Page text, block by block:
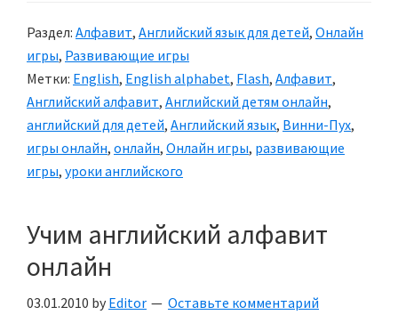
Раздел: Алфавит, Английский язык для детей, Онлайн
игры, Развивающие игры
Метки: English, English alphabet, Flash, Алфавит,
Английский алфавит, Английский детям онлайн,
английский для детей, Английский язык, Винни-Пух,
игры онлайн, онлайн, Онлайн игры, развивающие
игры, уроки английского
Учим английский алфавит
онлайн
03.01.2010 by Editor Оставьте комментарий